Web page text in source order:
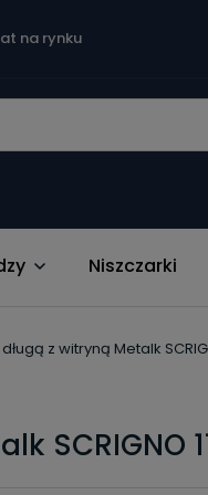
na rynku
Niszczarki
z witryną Metalk
SCRIGNO